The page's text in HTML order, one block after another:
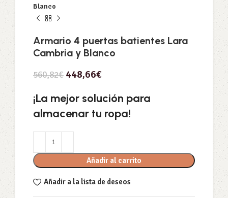
Blanco
Armario 4 puertas batientes Lara
Cambria y Blanco
560,82€ 448,66€
¡La mejor solución para
almacenar tu ropa!
Añadir al carrito
Añadir a la lista de deseos